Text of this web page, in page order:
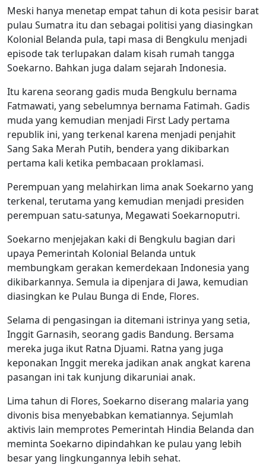
Meski hanya menetap empat tahun di kota pesisir barat
pulau Sumatra itu dan sebagai politisi yang diasingkan
Kolonial Belanda pula, tapi masa di Bengkulu menjadi
episode tak terlupakan dalam kisah rumah tangga
Soekarno. Bahkan juga dalam sejarah Indonesia.
Itu karena seorang gadis muda Bengkulu bernama
Fatmawati, yang sebelumnya bernama Fatimah. Gadis
muda yang kemudian menjadi First Lady pertama
republik ini, yang terkenal karena menjadi penjahit
Sang Saka Merah Putih, bendera yang dikibarkan
pertama kali ketika pembacaan proklamasi.
Perempuan yang melahirkan lima anak Soekarno yang
terkenal, terutama yang kemudian menjadi presiden
perempuan satu-satunya, Megawati Soekarnoputri.
Soekarno menjejakan kaki di Bengkulu bagian dari
upaya Pemerintah Kolonial Belanda untuk
membungkam gerakan kemerdekaan Indonesia yang
dikibarkannya. Semula ia dipenjara di Jawa, kemudian
diasingkan ke Pulau Bunga di Ende, Flores.
Selama di pengasingan ia ditemani istrinya yang setia,
Inggit Garnasih, seorang gadis Bandung. Bersama
mereka juga ikut Ratna Djuami. Ratna yang juga
keponakan Inggit mereka jadikan anak angkat karena
pasangan ini tak kunjung dikaruniai anak.
Lima tahun di Flores, Soekarno diserang malaria yang
divonis bisa menyebabkan kematiannya. Sejumlah
aktivis lain memprotes Pemerintah Hindia Belanda dan
meminta Soekarno dipindahkan ke pulau yang lebih
besar yang lingkungannya lebih sehat.